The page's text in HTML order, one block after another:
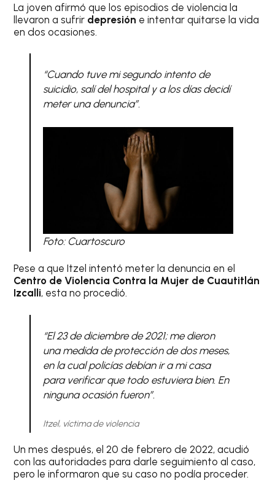
La joven afirmó que los episodios de violencia la
llevaron a sufrir depresión e intentar quitarse la vida
en dos ocasiones.
“Cuando tuve mi segundo intento de
suicidio, salí del hospital y a los días decidí
meter una denuncia”.
Foto: Cuartoscuro
Pese a que Itzel intentó meter la denuncia en el
Centro de Violencia Contra la Mujer de Cuautitlán
Izcalli, esta no procedió.
“El 23 de diciembre de 2021; me dieron
una medida de protección de dos meses,
en la cual policías debían ir a mi casa
para verificar que todo estuviera bien. En
ninguna ocasión fueron”.
Itzel, víctima de violencia
Un mes después, el 20 de febrero de 2022, acudió
con las autoridades para darle seguimiento al caso,
pero le informaron que su caso no podía proceder.